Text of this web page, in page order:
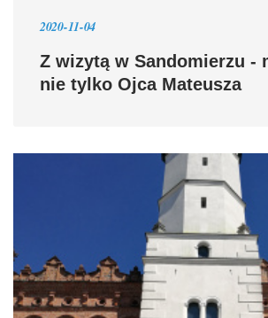
2020-11-04
Z wizytą w Sandomierzu -
nie tylko Ojca Mateusza